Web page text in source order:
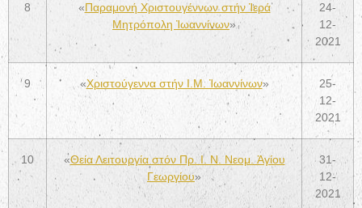
8 «Παραμονή Χριστουγέννων στήν Ἱερά
Μητρόπολη Ἰωαννίνων»
24-
12-
2021
9 «Χριστούγεννα στήν Ι.Μ. Ἰωαννίνων»
25-
12-
2021
10 «Θεία Λειτουργία στόν Πρ. Ι. Ν. Νεομ. Ἁγίου
Γεωργίου»
31-
12-
2021